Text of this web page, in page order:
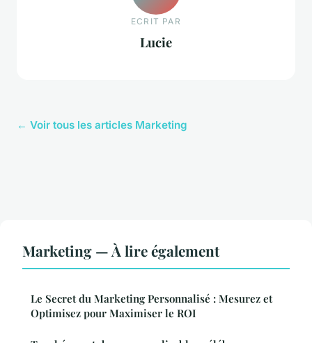
ECRIT PAR
Lucie
← Voir tous les articles Marketing
Marketing — À lire également
Le Secret du Marketing Personnalisé : Mesurez et
Optimisez pour Maximiser le ROI